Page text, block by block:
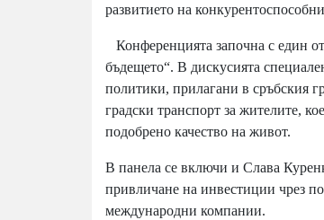
развитието на
Конференцията започна с един
бъдещето“. В дискусията
политики, прилагани в сръбския
градски транспорт за жителите,
подобрено качество на живот.
В панела се включи и Слава
привличане на инвестиции чрез
международни компании.